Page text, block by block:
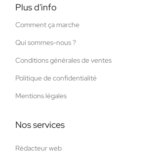
Plus d'info
Comment ça marche
Qui sommes-nous ?
Conditions générales de ventes
Politique de confidentialité
Mentions légales
Nos services
Rédacteur web